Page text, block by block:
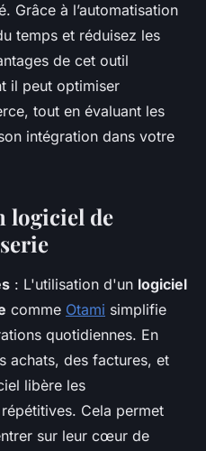
Grâce à l’automatisation
temps et réduisez les
de cet outil
il peut optimiser
tout en évaluant les
intégration dans votre
logiciel de
: L'utilisation d'un logiciel
comme Otami simplifie
quotidiennes. En
achats, des factures, et
libère les
Cela permet
sur leur cœur de